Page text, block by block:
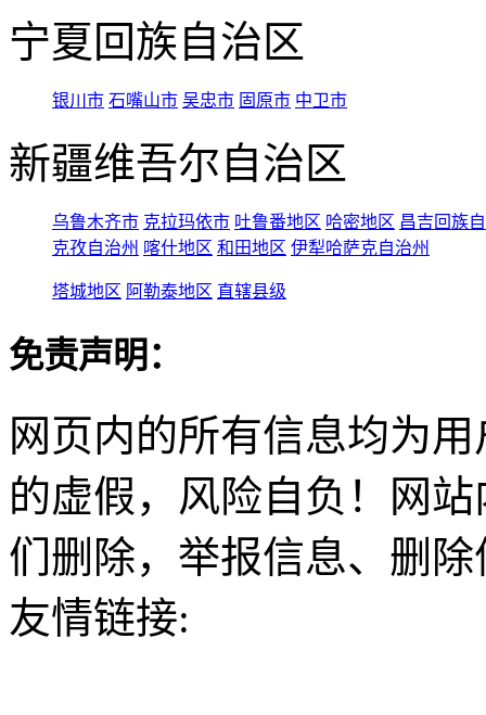
宁夏回族自治区
银川市 石嘴山市 吴忠市 固原市 中卫市
新疆维吾尔自治区
乌鲁木齐市 克拉玛依市 吐鲁番地区 哈密地区 昌吉回族
克孜自治州 喀什地区 和田地区 伊犁哈萨克自治州
塔城地区 阿勒泰地区 直辖县级
免责声明：
网页内的所有信息均为
的虚假，风险自负！网
们删除，举报信息、删
友情链接: